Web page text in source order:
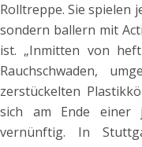
Rolltreppe. Sie spielen
sondern ballern mit
ist. „Inmitten von
Rauchschwaden,
zerstückelten
sich am Ende einer
vernünftig. In